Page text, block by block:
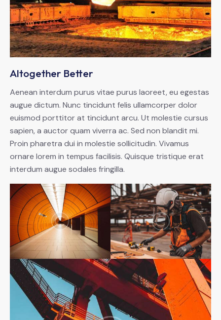
Altogether Better
Aenean interdum purus vitae purus laoreet, eu egestas
augue dictum. Nunc tincidunt felis ullamcorper dolor
euismod porttitor at tincidunt arcu. Ut molestie cursus
sapien, a auctor quam viverra ac. Sed non blandit mi.
Proin pharetra dui in molestie sollicitudin. Vivamus
ornare lorem in tempus facilisis. Quisque tristique erat
interdum augue sodales fringilla.